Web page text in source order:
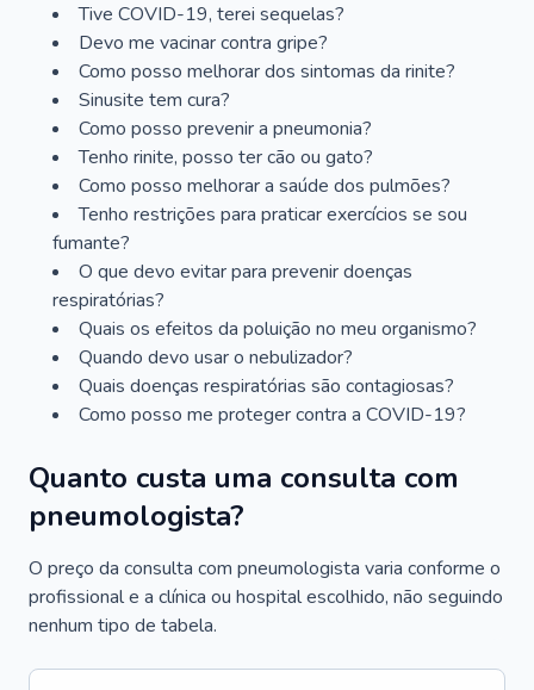
Tive COVID-19, terei sequelas?
Devo me vacinar contra gripe?
Como posso melhorar dos sintomas da rinite?
Sinusite tem cura?
Como posso prevenir a pneumonia?
Tenho rinite, posso ter cão ou gato?
Como posso melhorar a saúde dos pulmões?
Tenho restrições para praticar exercícios se sou
fumante?
O que devo evitar para prevenir doenças
respiratórias?
Quais os efeitos da poluição no meu organismo?
Quando devo usar o nebulizador?
Quais doenças respiratórias são contagiosas?
Como posso me proteger contra a COVID-19?
Quanto custa uma consulta com
pneumologista?
O preço da consulta com pneumologista varia conforme o
profissional e a clínica ou hospital escolhido, não seguindo
nenhum tipo de tabela.